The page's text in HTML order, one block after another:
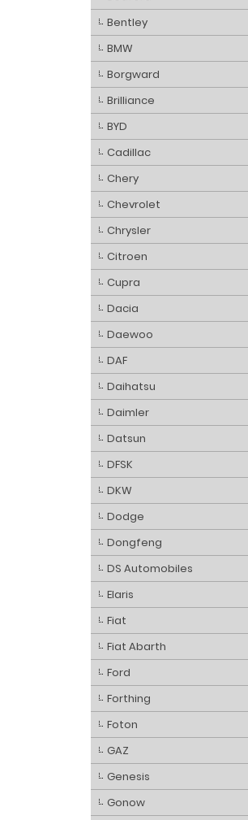
Bentley
BMW
Borgward
Brilliance
BYD
Cadillac
Chery
Chevrolet
Chrysler
Citroen
Cupra
Dacia
Daewoo
DAF
Daihatsu
Daimler
Datsun
DFSK
DKW
Dodge
Dongfeng
DS Automobiles
Elaris
Fiat
Fiat Abarth
Ford
Forthing
Foton
GAZ
Genesis
Gonow